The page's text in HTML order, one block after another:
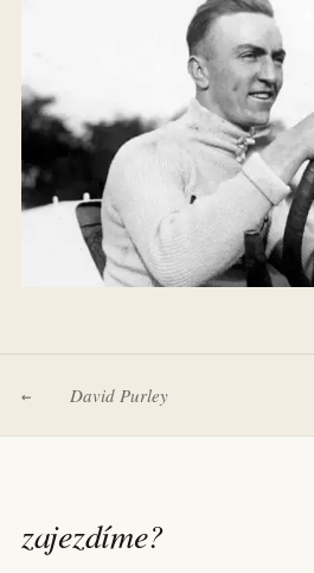
← David Purley
zajezdíme?